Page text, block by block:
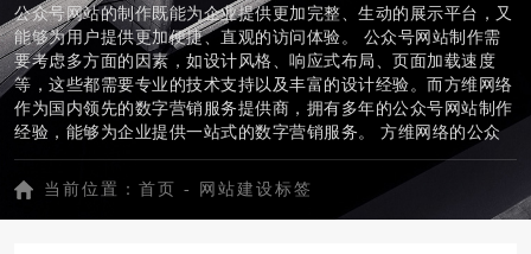
公众号网站的制作既能为企业提供更加完整、生动的展示平台，又
能够为用户提供更加便捷、直观的访问体验。 公众号网站制作需
要考虑多方面的因素，如设计风格、响应式布局、页面加载速度
等，这些都需要专业的技术支持以及丰富的设计经验。而方维网络
作为国内领先的数字营销服务提供商，拥有多年的公众号网站制作
经验，能够为企业提供一站式的数字营销服务。 方维网络的公众
号网站制作服务以用户为中心，注重用户体验和企业品牌推广，提
供多样化的设计风格和专业的技术支持，从而打造出符合企业需求
和用户喜好的公众号网站。同时，方维网络还提供了完善的数据分
当前位置： 首页 - 网站建设标签